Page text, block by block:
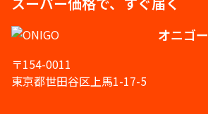
オニゴー
〒154-0011
東京都世田谷区上馬1-17-5